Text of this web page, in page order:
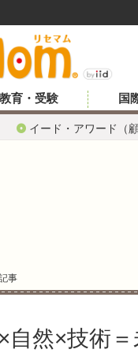
イード・アワード（
教育・受験 国
事
自然×技術